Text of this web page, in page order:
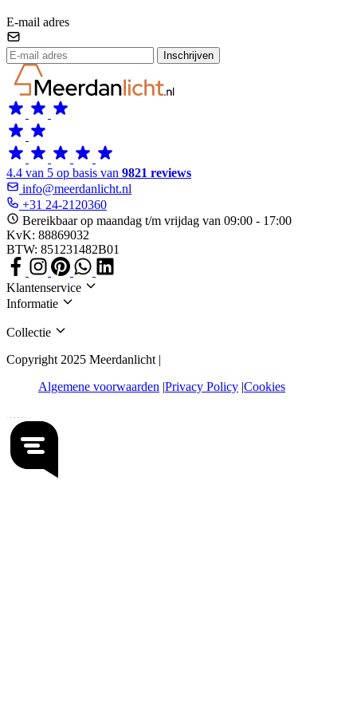
E-mail adres
Inschrijven
4.4 van 5 op basis van 9821 reviews
info@meerdanlicht.nl
+31 24-2120360
Bereikbaar op maandag t/m vrijdag van 09:00 - 17:00
KvK: 88869032
BTW: 851231482B01
Klantenservice
Informatie
Collectie
Copyright 2025 Meerdanlicht |
Algemene voorwaarden Privacy Policy Cookies